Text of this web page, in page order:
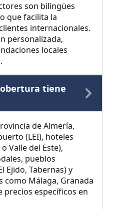
son bilingües
que facilita la
internacionales.
personalizada,
locales
tiene
de Almería,
(LEI), hoteles
Valle del Este),
pueblos
Ejido, Tabernas) y
como Málaga, Granada
precios específicos en